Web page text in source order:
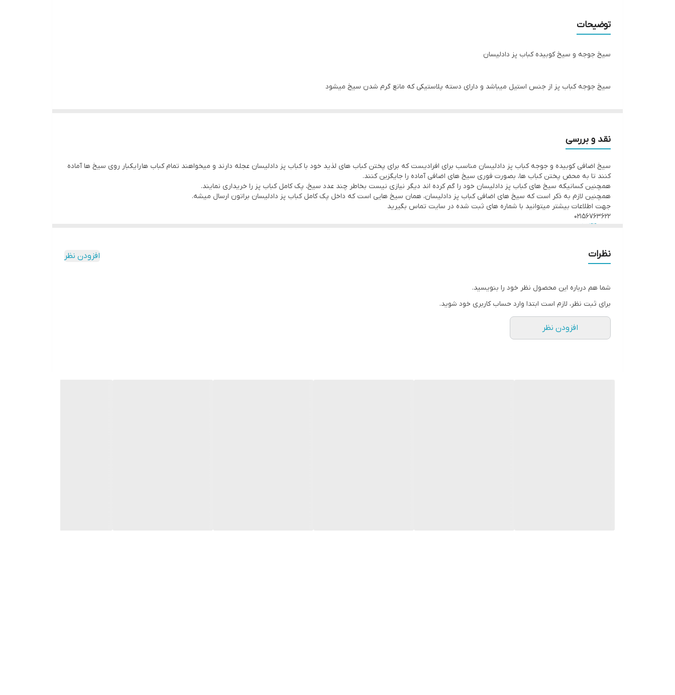
قابل استفاده برای
طول سیخ کوبیده
توضیحات
سیخ جوجه و سیخ کوبیده کباب پز دادلیسان
سیخ جوجه کباب پز از جنس استیل میباشد و دارای دسته پلاستیکی که مانع گرم شدن سیخ میشود
این محصول به صورت عددی به فروش میرسد با کلیک بر روی افزودن به سبد خرید میتوانید تعداد خود را انتخاب کنید
نقد و بررسی
سیخ اضافی کوبیده و جوجه کباب پز دادلیسان مناسب برای افرادیست که برای پختن کباب های لذید خود با کباب پز دادلیسان عجله دارند و میخواهند تمام کباب ها را یکبار روی سیخ ها آماده
کنند تا به محض پختن کباب ها، بصورت فوری سیخ های اضافی آماده را جایگزین کنند.
همچنین کسانیکه سیخ های کباب پز دادلیسان خود را گم کرده اند دیگر نیازی نیست بخاطر چند عدد سیخ، پک کامل کباب پز را خریداری نمایند.
همچنین لازم به ذکر است که سیخ های اضافی کباب پز دادلیسان، همان سیخ هایی است که داخل پک کامل کباب پز دادلیسان براتون ارسال میشه.
جهت اطلاعات بیشتر میتوانید با شماره های ثبت شده در سایت تماس بگیرید
۰۲۱۵۶۷۶۳۶۲۲
۰۹۱۰۲۴۴۸۰۹۸
نظرات افزودن نظر
شما هم درباره این محصول نظر خود را بنویسید.
برای ثبت نظر، لازم است ابتدا وارد حساب کاربری خود شوید.
افزودن نظر